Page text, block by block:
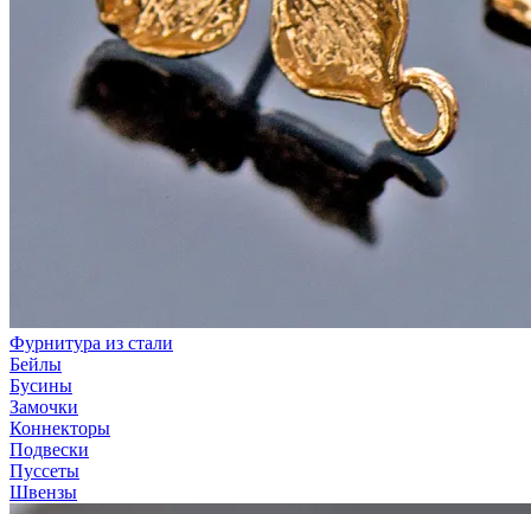
Фурнитура из стали
Бейлы
Бусины
Замочки
Коннекторы
Подвески
Пуссеты
Швензы